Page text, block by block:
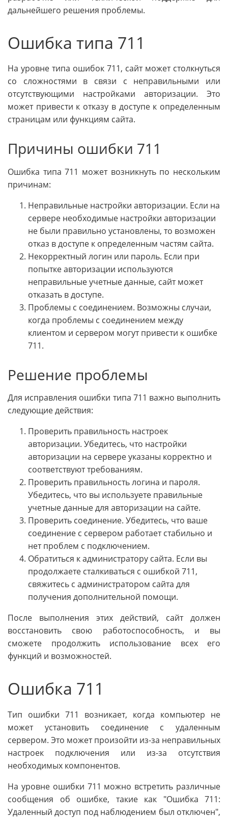
дальнейшего решения проблемы.
Ошибка типа 711
На уровне типа ошибок 711, сайт может столкнуться
со сложностями в связи с неправильными или
отсутствующими настройками авторизации. Это
может привести к отказу в доступе к определенным
страницам или функциям сайта.
Причины ошибки 711
Ошибка типа 711 может возникнуть по нескольким
причинам:
Неправильные настройки авторизации. Если на
сервере необходимые настройки авторизации
не были правильно установлены, то возможен
отказ в доступе к определенным частям сайта.
Некорректный логин или пароль. Если при
попытке авторизации используются
неправильные учетные данные, сайт может
отказать в доступе.
Проблемы с соединением. Возможны случаи,
когда проблемы с соединением между
клиентом и сервером могут привести к ошибке
711.
Решение проблемы
Для исправления ошибки типа 711 важно выполнить
следующие действия:
Проверить правильность настроек
авторизации. Убедитесь, что настройки
авторизации на сервере указаны корректно и
соответствуют требованиям.
Проверить правильность логина и пароля.
Убедитесь, что вы используете правильные
учетные данные для авторизации на сайте.
Проверить соединение. Убедитесь, что ваше
соединение с сервером работает стабильно и
нет проблем с подключением.
Обратиться к администратору сайта. Если вы
продолжаете сталкиваться с ошибкой 711,
свяжитесь с администратором сайта для
получения дополнительной помощи.
После выполнения этих действий, сайт должен
восстановить свою работоспособность, и вы
сможете продолжить использование всех его
функций и возможностей.
Ошибка 711
Тип ошибки 711 возникает, когда компьютер не
может установить соединение с удаленным
сервером. Это может произойти из-за неправильных
настроек подключения или из-за отсутствия
необходимых компонентов.
На уровне ошибки 711 можно встретить различные
сообщения об ошибке, такие как "Ошибка 711:
Удаленный доступ под наблюдением был отключен",